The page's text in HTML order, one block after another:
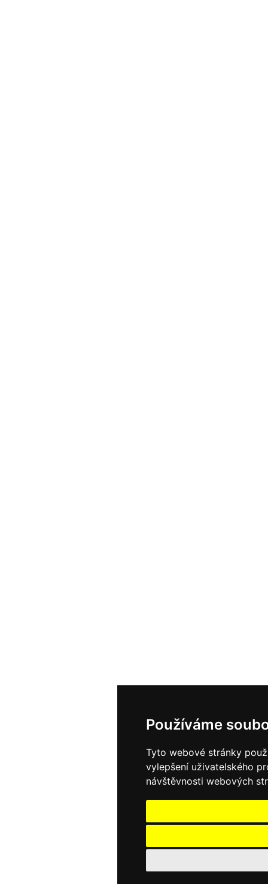
Používáme
Tyto webové stránky
vylepšení uživatelského
návštěvnosti webových